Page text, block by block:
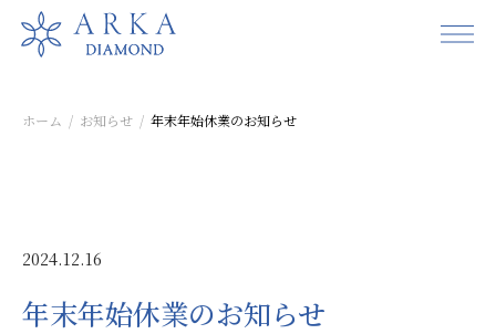
ホーム お知らせ 年末年始休業のお知らせ
2024.12.16
年末年始休業のお知らせ